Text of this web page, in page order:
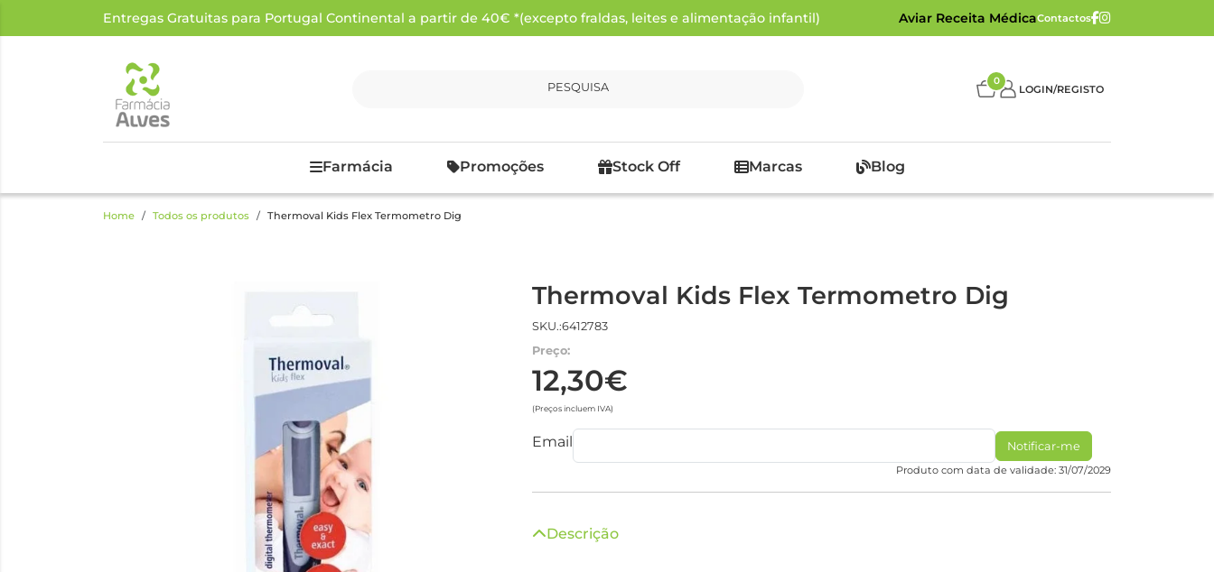
Entregas Gratuitas para Portugal Continental a partir de 40€ *(excepto fraldas, leites e alimentação infantil) Aviar Receita MédicaContactos
PESQUISA 0
LOGIN/REGISTO
Farmácia Promoções Stock Off Marcas Blog
Home Todos os produtos Thermoval Kids Flex Termometro Dig
Thermoval Kids Flex Termometro Dig
SKU.:6412783
Preço:
12,30€
(Preços incluem IVA)
Email Notificar-me
Produto com data de validade: 31/07/2029
Descrição